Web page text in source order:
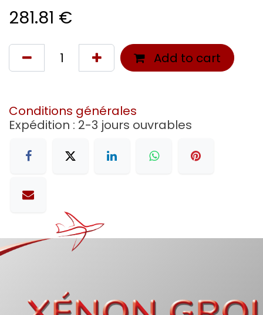
281.81 €
Add to cart
Conditions générales
Expédition : 2-3 jours ouvrables